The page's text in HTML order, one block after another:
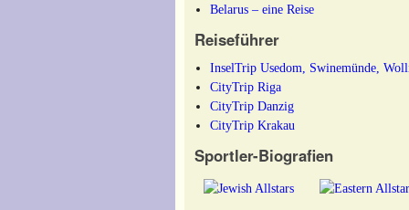
Belarus – eine Reise
Reiseführer
InselTrip Usedom, Swinemünde,
CityTrip Riga
CityTrip Danzig
CityTrip Krakau
Sportler-Biografien